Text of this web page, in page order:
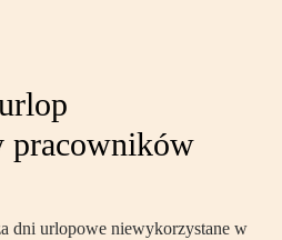
pracowników
dni urlopowe niewykorzystane w